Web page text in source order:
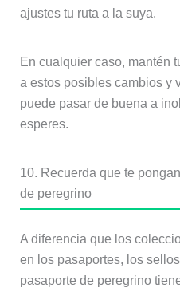
ajustes tu ruta a la suya.
En cualquier caso, mantén
a estos posibles cambios y
puede pasar de buena a
esperes.
10. Recuerda que te
de peregrino
A diferencia que los
en los pasaportes, los
pasaporte de peregrino